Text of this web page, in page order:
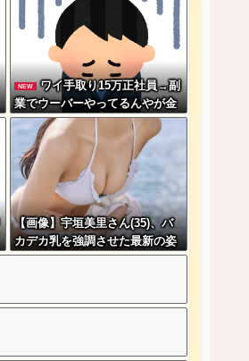
NEW
ワイ手取り15万正社員→副
業でウーバーやってるんやが金
がない
【画像】宇垣美里さん(35)、バ
カデカ乳を強調させた最新の姿
wwww